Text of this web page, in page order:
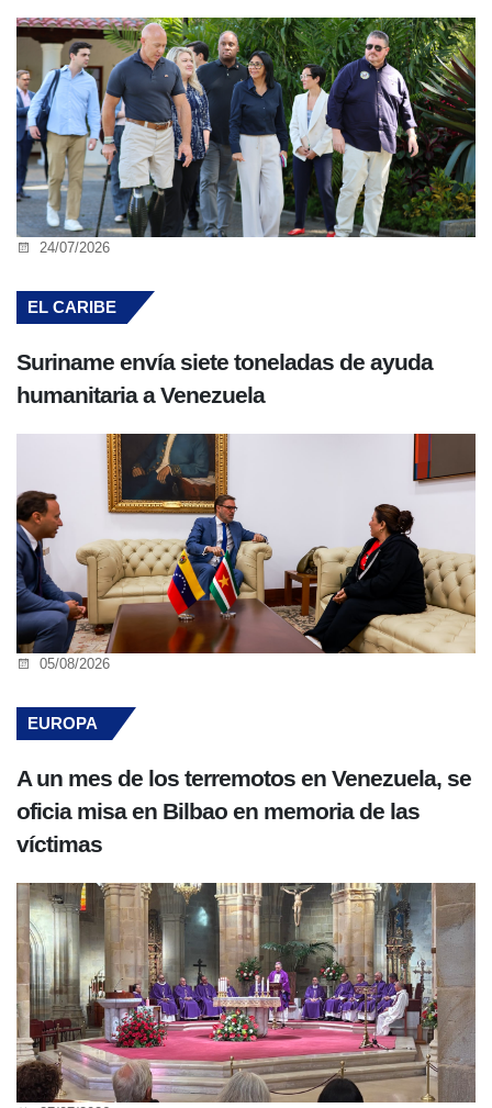
24/07/2026
EL CARIBE
Suriname envía siete toneladas de ayuda
humanitaria a Venezuela
05/08/2026
EUROPA
A un mes de los terremotos en Venezuela, se
oficia misa en Bilbao en memoria de las
víctimas